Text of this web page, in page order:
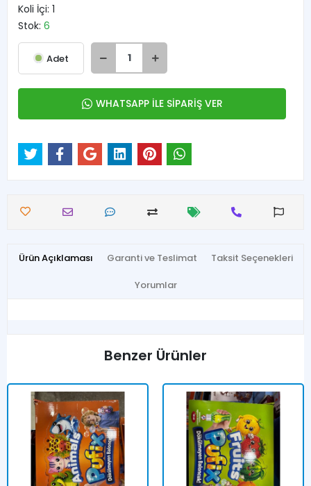
Koli İçi: 1
Stok: 6
Adet
WHATSAPP İLE SİPARİŞ VER
Ürün Açıklaması Garanti ve Teslimat Taksit Seçenekleri
Yorumlar
Benzer Ürünler